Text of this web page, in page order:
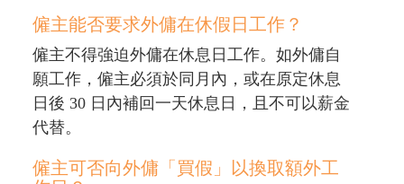
僱主能否要求外傭在休假日工作？
僱主不得強迫外傭在休息日工作。如外傭自
願工作，僱主必須於同月內，或在原定休息
日後 30 日內補回一天休息日，且不可以薪金
代替。
僱主可否向外傭「買假」以換取額外工